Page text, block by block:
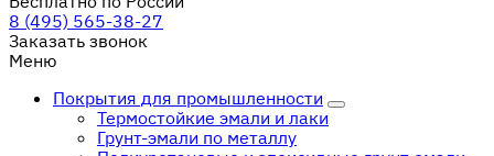
8 (495) 565-38-27
Заказать звонок
Меню
Покрытия для промышленности
Термостойкие эмали и лаки
Грунт-эмали по металлу